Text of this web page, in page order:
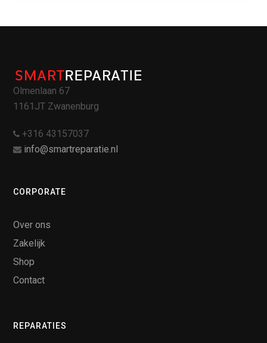
Olmenlaan 67
1161JT Zwanenburg
+316 43157037
info@smartreparatie.nl
CORPORATE
Over ons
Zakelijk
Shop
Contact
REPARATIES